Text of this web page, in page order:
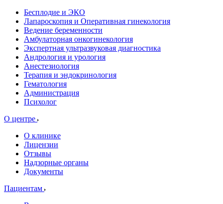
Бесплодие и ЭКО
Лапароскопия и Оперативная гинекология
Ведение беременности
Амбулаторная онкогинекология
Экспертная ультразвуковая диагностика
Андрология и урология
Анестезиология
Терапия и эндокринология
Гематология
Администрация
Психолог
О центре
О клинике
Лицензии
Отзывы
Надзорные органы
Документы
Пациентам